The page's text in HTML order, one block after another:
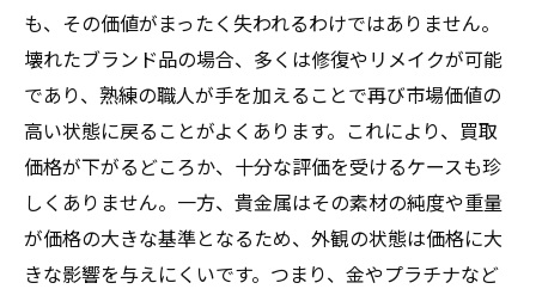
も、その価値がまったく失われるわけではありません。
壊れたブランド品の場合、多くは修復やリメイクが可能
であり、熟練の職人が手を加えることで再び市場価値の
高い状態に戻ることがよくあります。これにより、買取
価格が下がるどころか、十分な評価を受けるケースも珍
しくありません。一方、貴金属はその素材の純度や重量
が価格の大きな基準となるため、外観の状態は価格に大
きな影響を与えにくいです。つまり、金やプラチナなど